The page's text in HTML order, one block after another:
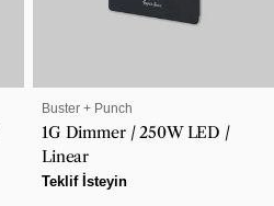
SATICI:
Buster + Punch
1G Dimmer / 250W LED /
Linear
Normal
Teklif İsteyin